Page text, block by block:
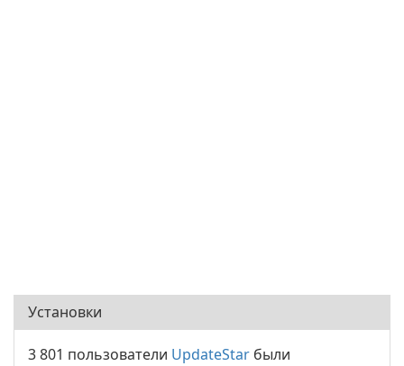
Установки
3 801 пользователи UpdateStar были